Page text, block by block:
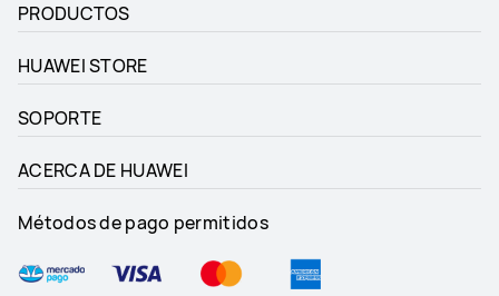
PRODUCTOS
HUAWEI STORE
SOPORTE
ACERCA DE HUAWEI
Métodos de pago permitidos